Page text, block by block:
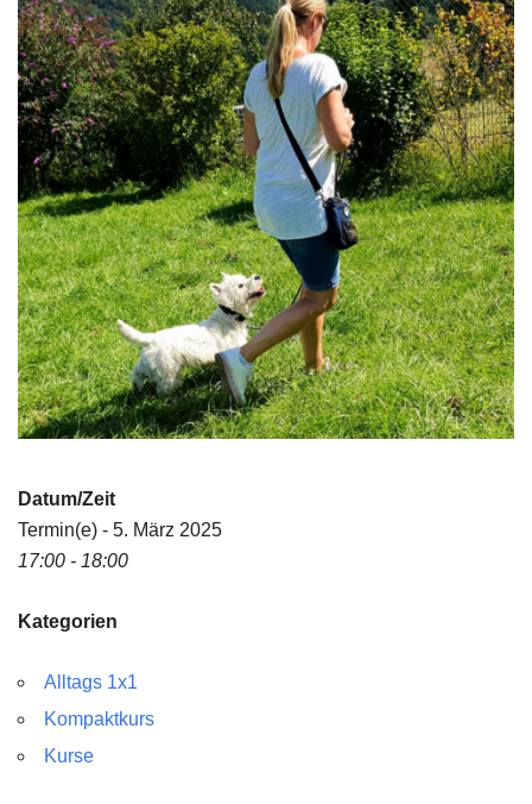
Datum/Zeit
Termin(e) - 5. März 2025
17:00 - 18:00
Kategorien
Alltags 1x1
Kompaktkurs
Kurse